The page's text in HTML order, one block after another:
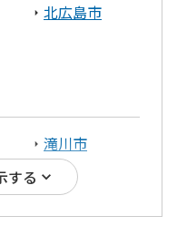
北広島市
滝川市
する